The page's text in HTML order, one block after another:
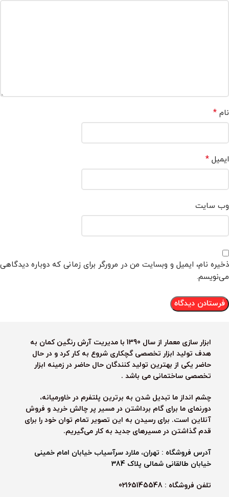
نام *
ایمیل *
وب‌ سایت
ذخیره نام، ایمیل و وبسایت من در مرورگر برای زمانی که دوباره دیدگاهی
می‌نویسم.
ابزار سازی معمار از سال 1390 با مدیریت آرش رنگین کمان به
هدف تولید ابزار تخصصی گچکاری شروع به کار کرد و در حال
حاضر یکی از بهترین تولید کنندگان حال حاضر در زمینه ابزار
تخصصی ساختمانی می باشد .
چشم انداز ما تبدیل شدن به برترین پلتفرم در خاورمیانه،
دورنمای ما برای گام برداشتن در مسیر پر چالش خرید و فروش
آنلاین است. برای رسیدن به این تصویر تمام توان خود را برای
قدم گذاشتن در مسیرهای جدید به کار می‌گیریم.
آدرس فروشگاه : تهران، ملارد سرآسیاب خیابان امام خمینی
خیابان طالقانی شمالی پلاک 384
تلفن فروشگاه : 02165145548